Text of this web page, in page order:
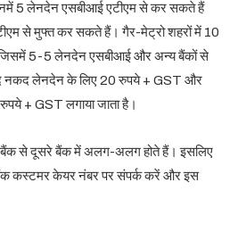
5 लेनदेन एसबीआई एटीएम से कर सकते हैं
से मुफ्त कर सकते हैं। गैर-मेट्रो शहरों में 10
जिसमें 5-5 लेनदेन एसबीआई और अन्य बैंकों से
नकद लेनदेन के लिए 20 रुपये + GST ​​और
+ GST ​​लगाया जाता है।
बैंक से दूसरे बैंक में अलग-अलग होते हैं। इसलिए
कस्टमर केयर नंबर पर संपर्क करें और इस